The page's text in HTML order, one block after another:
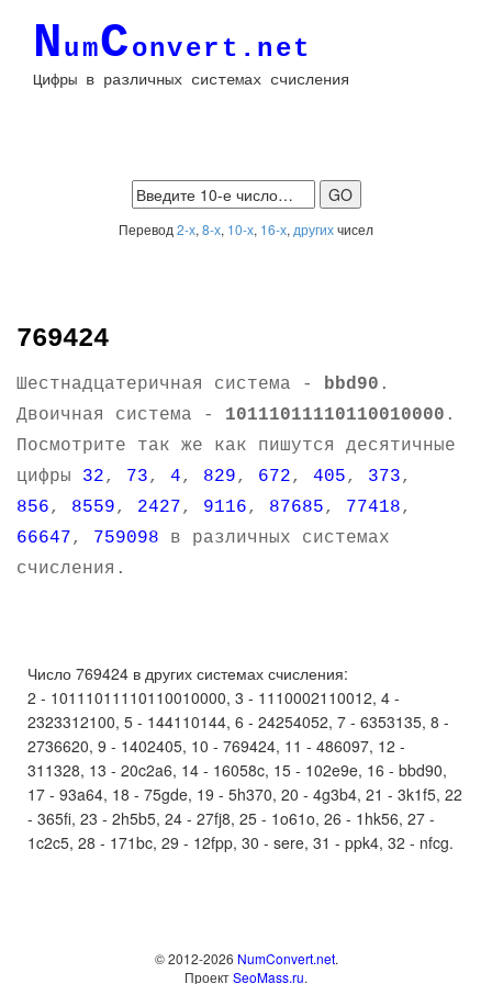
NumConvert.net
Цифры в различных системах счисления
Перевод 2-х, 8-х, 10-х, 16-х, другихчисел
769424
Шестнадцатеричная система - bbd90 .
Двоичная система - 10111011110110010000 .
Посмотрите так же как пишутся десятичные
цифры 32, 73, 4, 829, 672, 405, 373,
856, 8559, 2427, 9116, 87685, 77418,
66647, 759098 в различных системах
счисления.
Число 769424 в других системах счисления:
2 - 10111011110110010000, 3 - 1110002110012, 4 -
2323312100, 5 - 144110144, 6 - 24254052, 7 - 6353135, 8 -
2736620, 9 - 1402405, 10 - 769424, 11 - 486097, 12 -
311328, 13 - 20c2a6, 14 - 16058c, 15 - 102e9e, 16 - bbd90,
17 - 93a64, 18 - 75gde, 19 - 5h370, 20 - 4g3b4, 21 - 3k1f5, 22
- 365fi, 23 - 2h5b5, 24 - 27fj8, 25 - 1o61o, 26 - 1hk56, 27 -
1c2c5, 28 - 171bc, 29 - 12fpp, 30 - sere, 31 - ppk4, 32 - nfcg.
© 2012-2026 NumConvert.net.
ПроектSeoMass.ru.